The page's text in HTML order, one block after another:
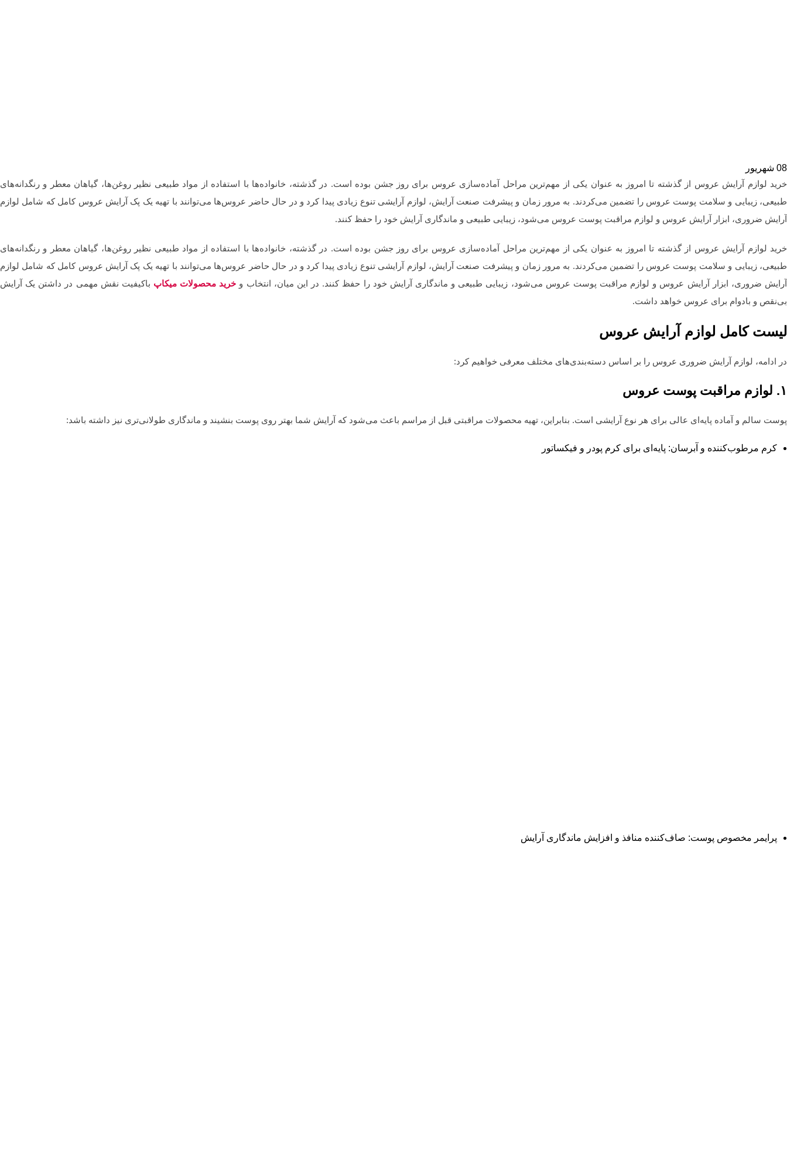
08 شهریور
خرید لوازم آرایش عروس از گذشته تا امروز به عنوان یکی از مهم‌ترین مراحل آماده‌سازی عروس برای روز جشن بوده است. در گذشته، خانواده‌ها با استفاده از مواد طبیعی نظیر روغن‌ها، گیاهان معطر و رنگدانه‌های
طبیعی، زیبایی و سلامت پوست عروس را تضمین می‌کردند. به مرور زمان و پیشرفت صنعت آرایش، لوازم آرایشی تنوع زیادی پیدا کرد و در حال حاضر عروس‌ها می‌توانند با تهیه یک پک آرایش عروس کامل که شامل لوازم
آرایش ضروری، ابزار آرایش عروس و لوازم مراقبت پوست عروس می‌شود، زیبایی طبیعی و ماندگاری آرایش خود را حفظ کنند.
خرید لوازم آرایش عروس از گذشته تا امروز به عنوان یکی از مهم‌ترین مراحل آماده‌سازی عروس برای روز جشن بوده است. در گذشته، خانواده‌ها با استفاده از مواد طبیعی نظیر روغن‌ها، گیاهان معطر و رنگدانه‌های
طبیعی، زیبایی و سلامت پوست عروس را تضمین می‌کردند. به مرور زمان و پیشرفت صنعت آرایش، لوازم آرایشی تنوع زیادی پیدا کرد و در حال حاضر عروس‌ها می‌توانند با تهیه یک پک آرایش عروس کامل که شامل لوازم
آرایش ضروری، ابزار آرایش عروس و لوازم مراقبت پوست عروس می‌شود، زیبایی طبیعی و ماندگاری آرایش خود را حفظ کنند. در این میان، انتخاب و خرید محصولات میکاپ باکیفیت نقش مهمی در داشتن یک آرایش
بی‌نقص و بادوام برای عروس خواهد داشت.
لیست کامل لوازم آرایش عروس
در ادامه، لوازم آرایش ضروری عروس را بر اساس دسته‌بندی‌های مختلف معرفی خواهیم کرد:
۱. لوازم مراقبت پوست عروس
پوست سالم و آماده پایه‌ای عالی برای هر نوع آرایشی است. بنابراین، تهیه محصولات مراقبتی قبل از مراسم باعث می‌شود که آرایش شما بهتر روی پوست بنشیند و ماندگاری طولانی‌تری نیز داشته باشد:
کرم مرطوب‌کننده و آبرسان: پایه‌ای برای کرم پودر و فیکساتور
پرایمر مخصوص پوست: صاف‌کننده منافذ و افزایش ماندگاری آرایش